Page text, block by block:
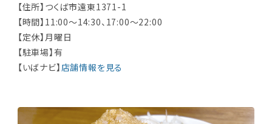
【住所】つくば市遠東1371-1
【時間】11:00～14:30、17:00～22:00
【定休】月曜日
【駐車場】有
【いばナビ】店舗情報を見る